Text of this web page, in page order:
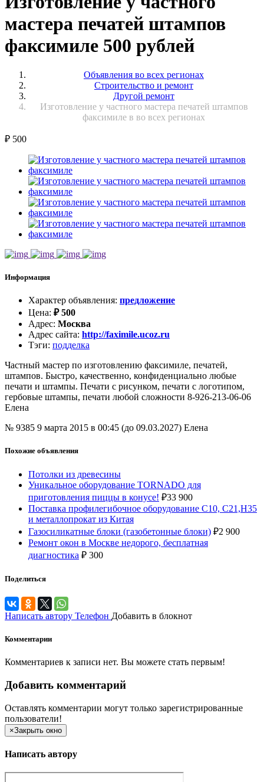
мастера печатей штампов
факсимиле 500 рублей
Объявления во всех регионах
Строительство и ремонт
Другой ремонт
Изготовление у частного мастера печатей штампов
факсимиле в во всех регионах
₽ 500
Информация
Характер объявления: предложение
Цена: ₽500
Адрес: Москва
Адрес сайта: http://faximile.ucoz.ru
Тэги: подделка
Частный мастер по изготовлению факсимиле, печатей,
штампов. Быстро, качественно, конфиденциально любые
печати и штампы. Печати с рисунком, печати с логотипом,
гербовые штампы, печати любой сложности 8-926-213-06-06
Елена
№ 9385 9 марта 2015 в 00:45 (до 09.03.2027) Елена
Похожие объявления
Потолки из древесины
Уникальное оборудование TORNADO для
приготовления пиццы в конусе! ₽33 900
Поставка профилегибочное оборудование С10, С21,Н35
и металлопрокат из Китая
Газосиликатные блоки (газобетонные блоки) ₽2 900
Ремонт окон в Москве недорого, бесплатная
диагностика ₽ 300
Поделиться
Написать автору Телефон Добавить в блокнот
Комментарии
Комментариев к записи нет. Вы можете стать первым!
Добавить комментарий
Оставлять комментарии могут только зарегистрированные
пользователи!
×Закрыть окно
Написать автору